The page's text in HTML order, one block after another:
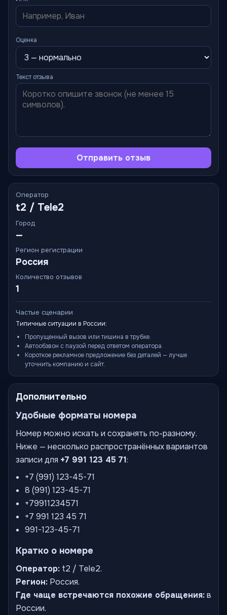
Оценка
Текст отзыва
Отправить отзыв
Оператор
t2 / Tele2
Город
—
Регион регистрации
Россия
Количество отзывов
1
Частые сценарии
Типичные ситуации в России:
Пропущенный вызов или тишина в трубке.
Автообзвон с паузой перед ответом оператора.
Короткое рекламное предложение без деталей — лучше
уточнить компанию и сайт.
Дополнительно
Удобные форматы номера
Номер можно искать и сохранять по-разному.
Ниже — несколько распространённых вариантов
записи для +7 991 123 45 71:
+7 (991) 123-45-71
8 (991) 123-45-71
+79911234571
+7 991 123 45 71
991-123-45-71
Кратко о номере
Оператор: t2 / Tele2.
Регион: Россия.
Где чаще встречаются похожие обращения:в
России.